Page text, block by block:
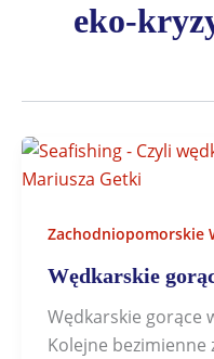
eko-
Zachodniopomorskie
Wędkarskie
Wędkarskie gorące
Kolejne bezimienne